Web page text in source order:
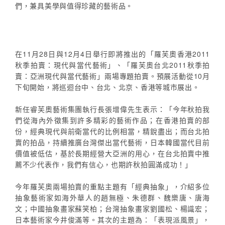
們，兼具美學與值得珍藏的藝術品。
在11月28日與12月4日舉行即將推出的「羅芙奧香港2011
秋季拍賣：現代與當代藝術」、「羅芙奧台北2011秋季拍
賣：亞洲現代與當代藝術」兩場專題拍賣。預展活動從10月
下旬開始，將巡迴台中、台北、北京、香港等城市展出。
新任睿芙奧藝術集團執行長張增偉先生表示：「今年秋拍我
們從海內外徵集到許多精彩的藝術作品；在香港拍賣的部
份，經典現代與前衛當代的比例相當，精銳盡出；而台北拍
賣的拍品，持續推廣台灣傑出當代藝術，日本韓國當代目前
價值被低估，基於長期經營大亞洲的用心，在台北拍賣中推
薦不少代表作，我們有信心，也期許秋拍圓滿成功！」
今年羅芙奧兩場拍賣的重點主題有「經典抽象」，介紹多位
抽象藝術家如海外華人的趙無極、朱德群、魏樂唐、唐海
文；中國抽象畫家蘇笑柏；台灣抽象畫家劉國松、楊識宏；
日本藝術家今井俊滿等。其次的主題為：「表現派風景」，